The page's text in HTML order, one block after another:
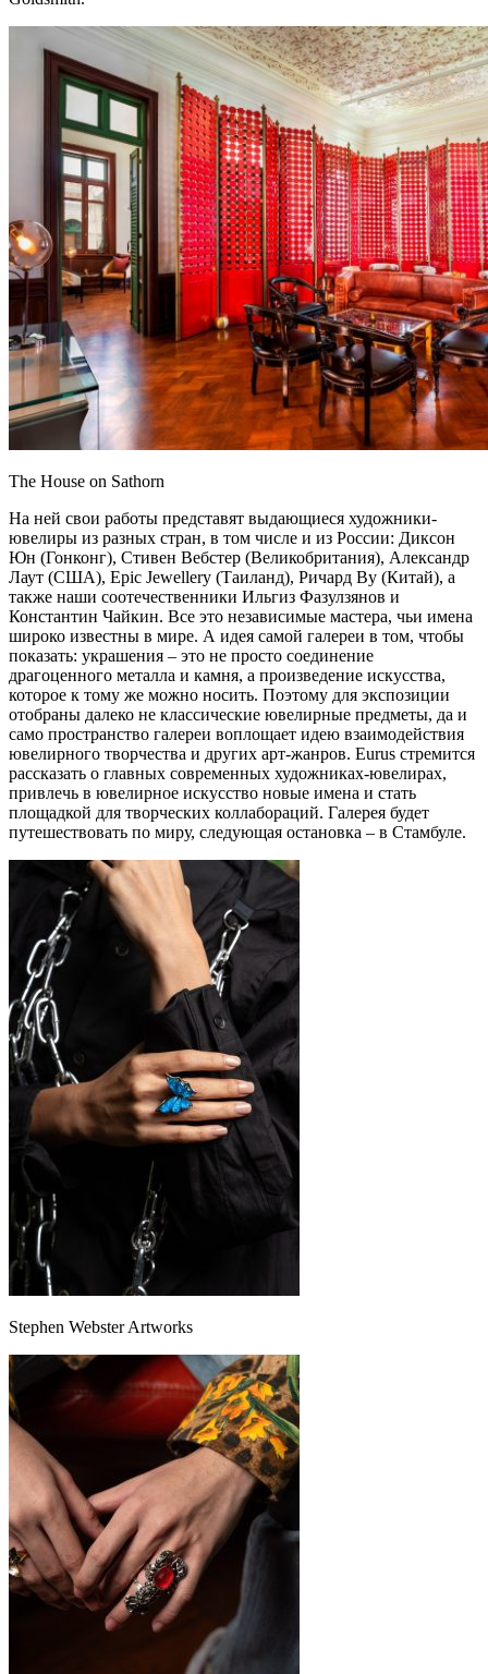
The House on Sathorn
На ней свои работы представят выдающиеся художники-
ювелиры из разных стран, в том числе и из России: Диксон
Юн (Гонконг), Стивен Вебстер (Великобритания), Александр
Лаут (США), Epic Jewellery (Таиланд), Ричард Ву (Китай), а
также наши соотечественники Ильгиз Фазулзянов и
Константин Чайкин. Все это независимые мастера, чьи имена
широко известны в мире. А идея самой галереи в том, чтобы
показать: украшения – это не просто соединение
драгоценного металла и камня, а произведение искусства,
которое к тому же можно носить. Поэтому для экспозиции
отобраны далеко не классические ювелирные предметы, да и
само пространство галереи воплощает идею взаимодействия
ювелирного творчества и других арт-жанров. Eurus стремится
рассказать о главных современных художниках-ювелирах,
привлечь в ювелирное искусство новые имена и стать
площадкой для творческих коллабораций. Галерея будет
путешествовать по миру, следующая остановка – в Стамбуле.
Stephen Webster Artworks